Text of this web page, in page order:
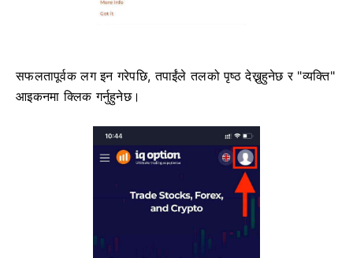
सफलतापूर्वक लग इन गरेपछि, तपाईंले तलको पृष्ठ देख्नुहुनेछ र "व्यक्ति"
आइकनमा क्लिक गर्नुहुनेछ।